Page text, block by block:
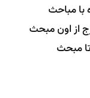
با مباحث
از اون مبحث
مبحث